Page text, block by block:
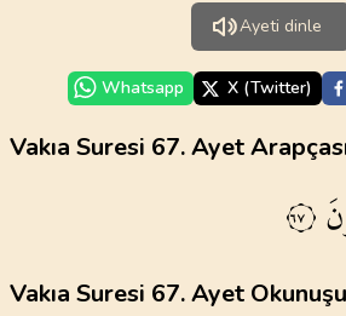
Ayeti dinle
Whatsapp X (Twitter)
Vakıa Suresi 67. Ayet
٦٧
Vakıa Suresi 67. Ayet Okunuşu